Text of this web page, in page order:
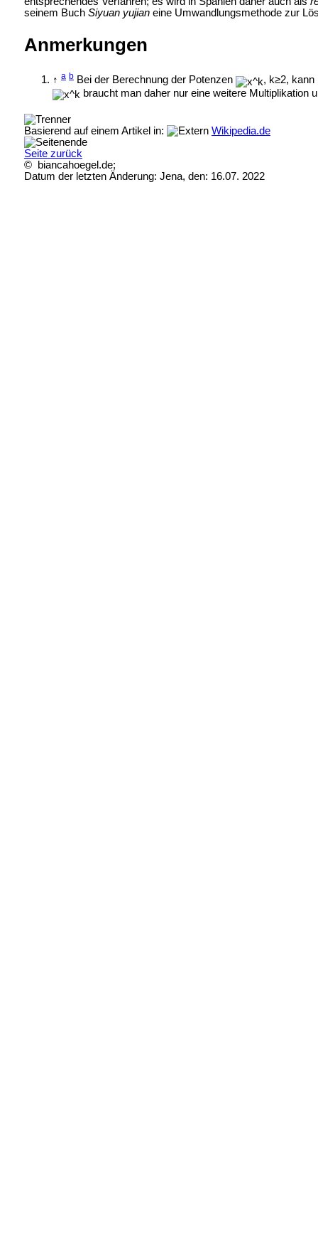
seinem Buch Siyuan yujianeine Umwandlungsmethode zur
Anmerkungen
↑ a bBei der Berechnung der Potenzen
, k≥2,
braucht man daher nur eine weitere Multiplikation
Basierend auf einem Artikel in:
Wikipedia.de
Seite zurück
© biancahoegel.de;
Datum der letzten Änderung: Jena, den: 16.07. 2022